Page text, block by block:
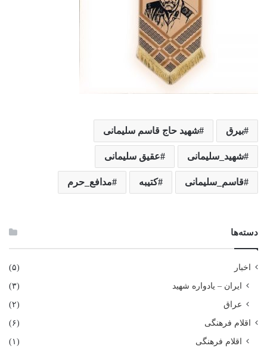
بیرق شهید حاج قاسم سلیمانی
شهید_سلیمانی عقیق سلیمانی
قاسم_سلیمانی کتیبه مدافع_حرم
دسته‌ها
اخبار (۵)
ایران – یادواره شهید
(۳)
عراق
(۲)
اقلام فرهنگی (۶)
اقلام فرهنگی
(۱)